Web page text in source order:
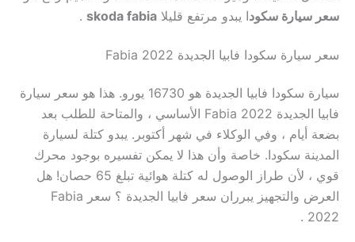
سعر سيارة سكودا يبدو مرتفع قليلا skoda fabia
.
سعر سيارة سكودا فابيا الجديدة Fabia 2022
سيارة سكودا فابيا الجديدة هو 16730 يورو. هذا هو سعر سيارة
فابيا الجديدة Fabia 2022 الأساسي ، والمتاحة للطلب بعد
بضعة أيام ، وفي الوكلاء في شهر أكتوبر. يبدو كتلة لسيارة
المدينة سكودا. خاصة وأن هذا لا يمكن تفسيره بوجود محرك
قوي ، لأن طراز الوصول له كتلة هوائية تبلغ 65 حصان! هل
العرض والتجهيز يبرران سعر فابيا الجديدة ؟ سعر Fabia
2022 .